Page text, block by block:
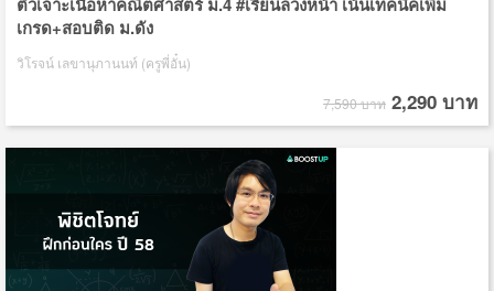
เกรด+สอบติด ม.ดัง
วิโรจน์ เลขานุภานนท์ (ครูพี่อั๋น)
7,590 บาท 2,290 บาท